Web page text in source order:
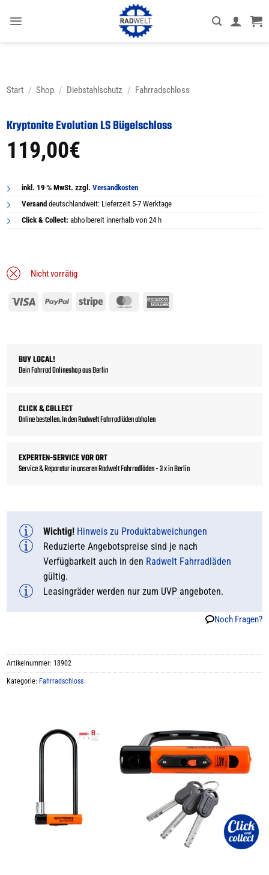
Inhalt
Start / Shop / Diebstahlschutz / Fahrradschloss
Kryptonite Evolution LS Bügelschloss
119,00€
inkl. 19 % MwSt. zzgl.Versandkosten
Versand deutschlandweit: Lieferzeit 5-7 Werktage
Click & Collect: abholbereit innerhalb von 24 h
Nicht vorrätig
Visa PayPal Stripe MasterCard
BUY LOCAL!
Dein Fahrrad Onlineshop aus Berlin
CLICK & COLLECT
Online bestellen. In den Radwelt Fahrradläden abholen
EXPERTEN-SERVICE VOR ORT
Service & Reparatur in unseren Radwelt Fahrradläden - 3 x in Berlin
Wichtig! Hinweis zu Produktabweichungen
Reduzierte Angebotspreise sind je nach
Verfügbarkeit auch in den Radwelt Fahrradläden
gültig.
Leasingräder werden nur zum UVP angeboten.
Noch Fragen?
Artikelnummer: 18902
Kategorie: Fahrradschloss